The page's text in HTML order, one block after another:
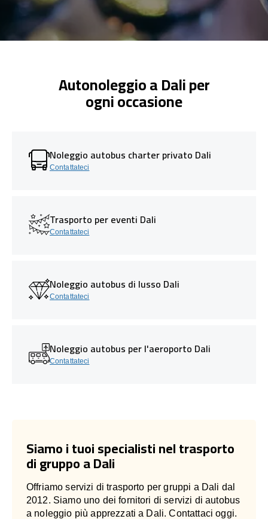
Autonoleggio a Dali per
ogni occasione
Noleggio autobus charter privato Dali
Contattateci
Trasporto per eventi Dali
Contattateci
Noleggio autobus di lusso Dali
Contattateci
Noleggio autobus per l'aeroporto Dali
Contattateci
Siamo i tuoi specialisti nel trasporto
di gruppo a Dali
Offriamo servizi di trasporto per gruppi a Dali dal
2012. Siamo uno dei fornitori di servizi di autobus
a noleggio più apprezzati a Dali. Contattaci oggi.